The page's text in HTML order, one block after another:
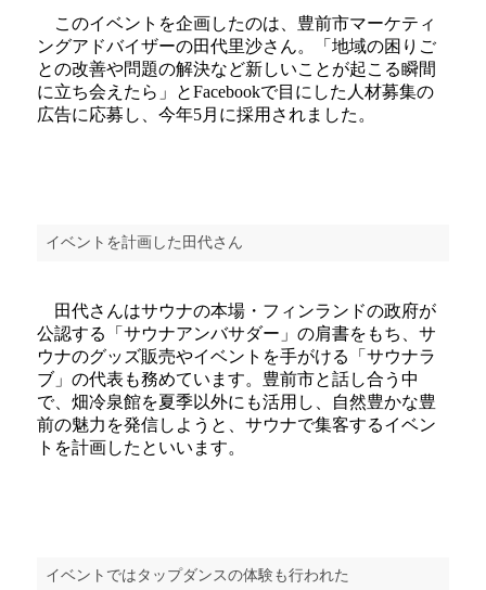
このイベントを企画したのは、豊前市マーケティ
ングアドバイザーの田代里沙さん。「地域の困りご
との改善や問題の解決など新しいことが起こる瞬間
に立ち会えたら」とFacebookで目にした人材募集の
広告に応募し、今年5月に採用されました。
イベントを計画した田代さん
田代さんはサウナの本場・フィンランドの政府が
公認する「サウナアンバサダー」の肩書をもち、サ
ウナのグッズ販売やイベントを手がける「サウナラ
ブ」の代表も務めています。豊前市と話し合う中
で、畑冷泉館を夏季以外にも活用し、自然豊かな豊
前の魅力を発信しようと、サウナで集客するイベン
トを計画したといいます。
イベントではタップダンスの体験も行われた